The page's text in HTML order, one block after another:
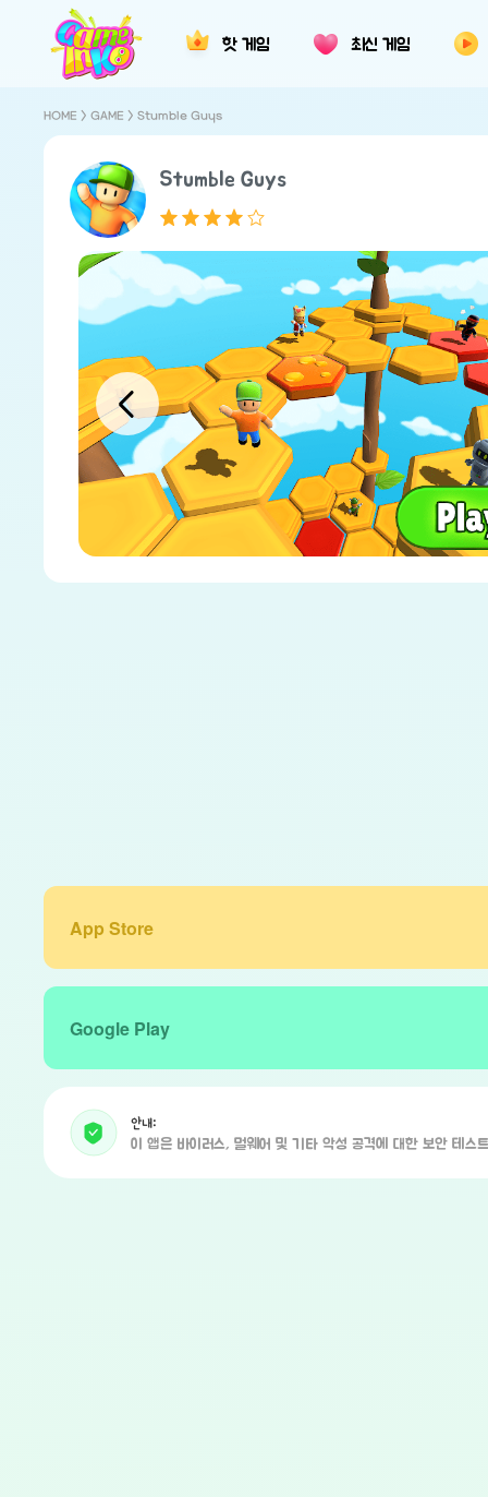
핫 게임 최신 게임
HOME > GAME > Stumble Guys
Stumble Guys
App Store
Google Play
안내:
이 앱은 바이러스, 멀웨어 및 기타 악성 공격에 대한 보안 테스